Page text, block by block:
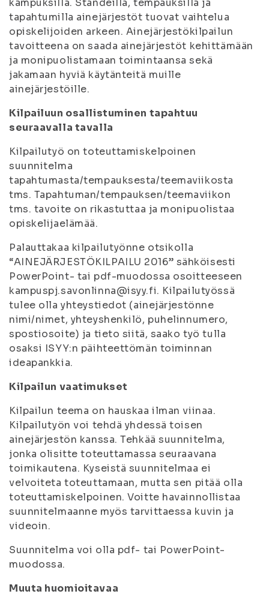
kampuksilla. Ständeillä, tempauksilla ja
tapahtumilla ainejärjestöt tuovat vaihtelua
opiskelijoiden arkeen. Ainejärjestökilpailun
tavoitteena on saada ainejärjestöt kehittämään
ja monipuolistamaan toimintaansa sekä
jakamaan hyviä käytänteitä muille
ainejärjestöille.
Kilpailuun osallistuminen tapahtuu
seuraavalla tavalla
Kilpailutyö on toteuttamiskelpoinen
suunnitelma
tapahtumasta/tempauksesta/teemaviikosta
tms. Tapahtuman/tempauksen/teemaviikon
tms. tavoite on rikastuttaa ja monipuolistaa
opiskelijaelämää.
Palauttakaa kilpailutyönne otsikolla
“AINEJÄRJESTÖKILPAILU 2016” sähköisesti
PowerPoint- tai pdf-muodossa osoitteeseen
kampuspj.savonlinna@isyy.fi. Kilpailutyössä
tulee olla yhteystiedot (ainejärjestönne
nimi/nimet, yhteyshenkilö, puhelinnumero,
spostiosoite) ja tieto siitä, saako työ tulla
osaksi ISYY:n päihteettömän toiminnan
ideapankkia.
Kilpailun vaatimukset
Kilpailun teema on hauskaa ilman viinaa.
Kilpailutyön voi tehdä yhdessä toisen
ainejärjestön kanssa. Tehkää suunnitelma,
jonka olisitte toteuttamassa seuraavana
toimikautena. Kyseistä suunnitelmaa ei
velvoiteta toteuttamaan, mutta sen pitää olla
toteuttamiskelpoinen. Voitte havainnollistaa
suunnitelmaanne myös tarvittaessa kuvin ja
videoin.
Suunnitelma voi olla pdf- tai PowerPoint-
muodossa.
Muuta huomioitavaa